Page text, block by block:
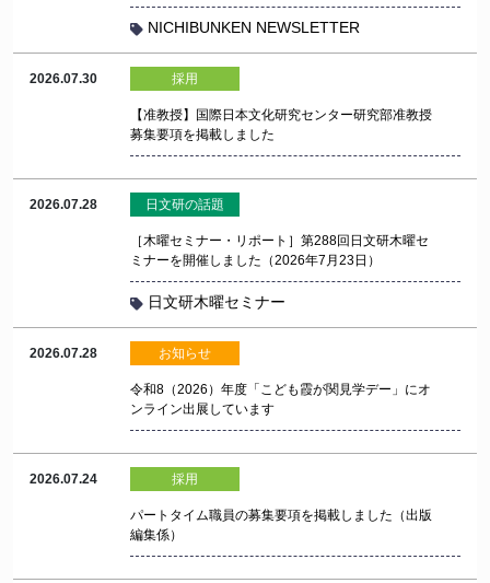
NICHIBUNKEN NEWSLETTER
2026.07.30 採用
【准教授】国際日本文化研究センター研究部准教授
募集要項を掲載しました
2026.07.28 日文研の話題
［木曜セミナー・リポート］第288回日文研木曜セ
ミナーを開催しました（2026年7月23日）
日文研木曜セミナー
2026.07.28 お知らせ
令和8（2026）年度「こども霞が関見学デー」にオ
ンライン出展しています
2026.07.24 採用
パートタイム職員の募集要項を掲載しました（出版
編集係）